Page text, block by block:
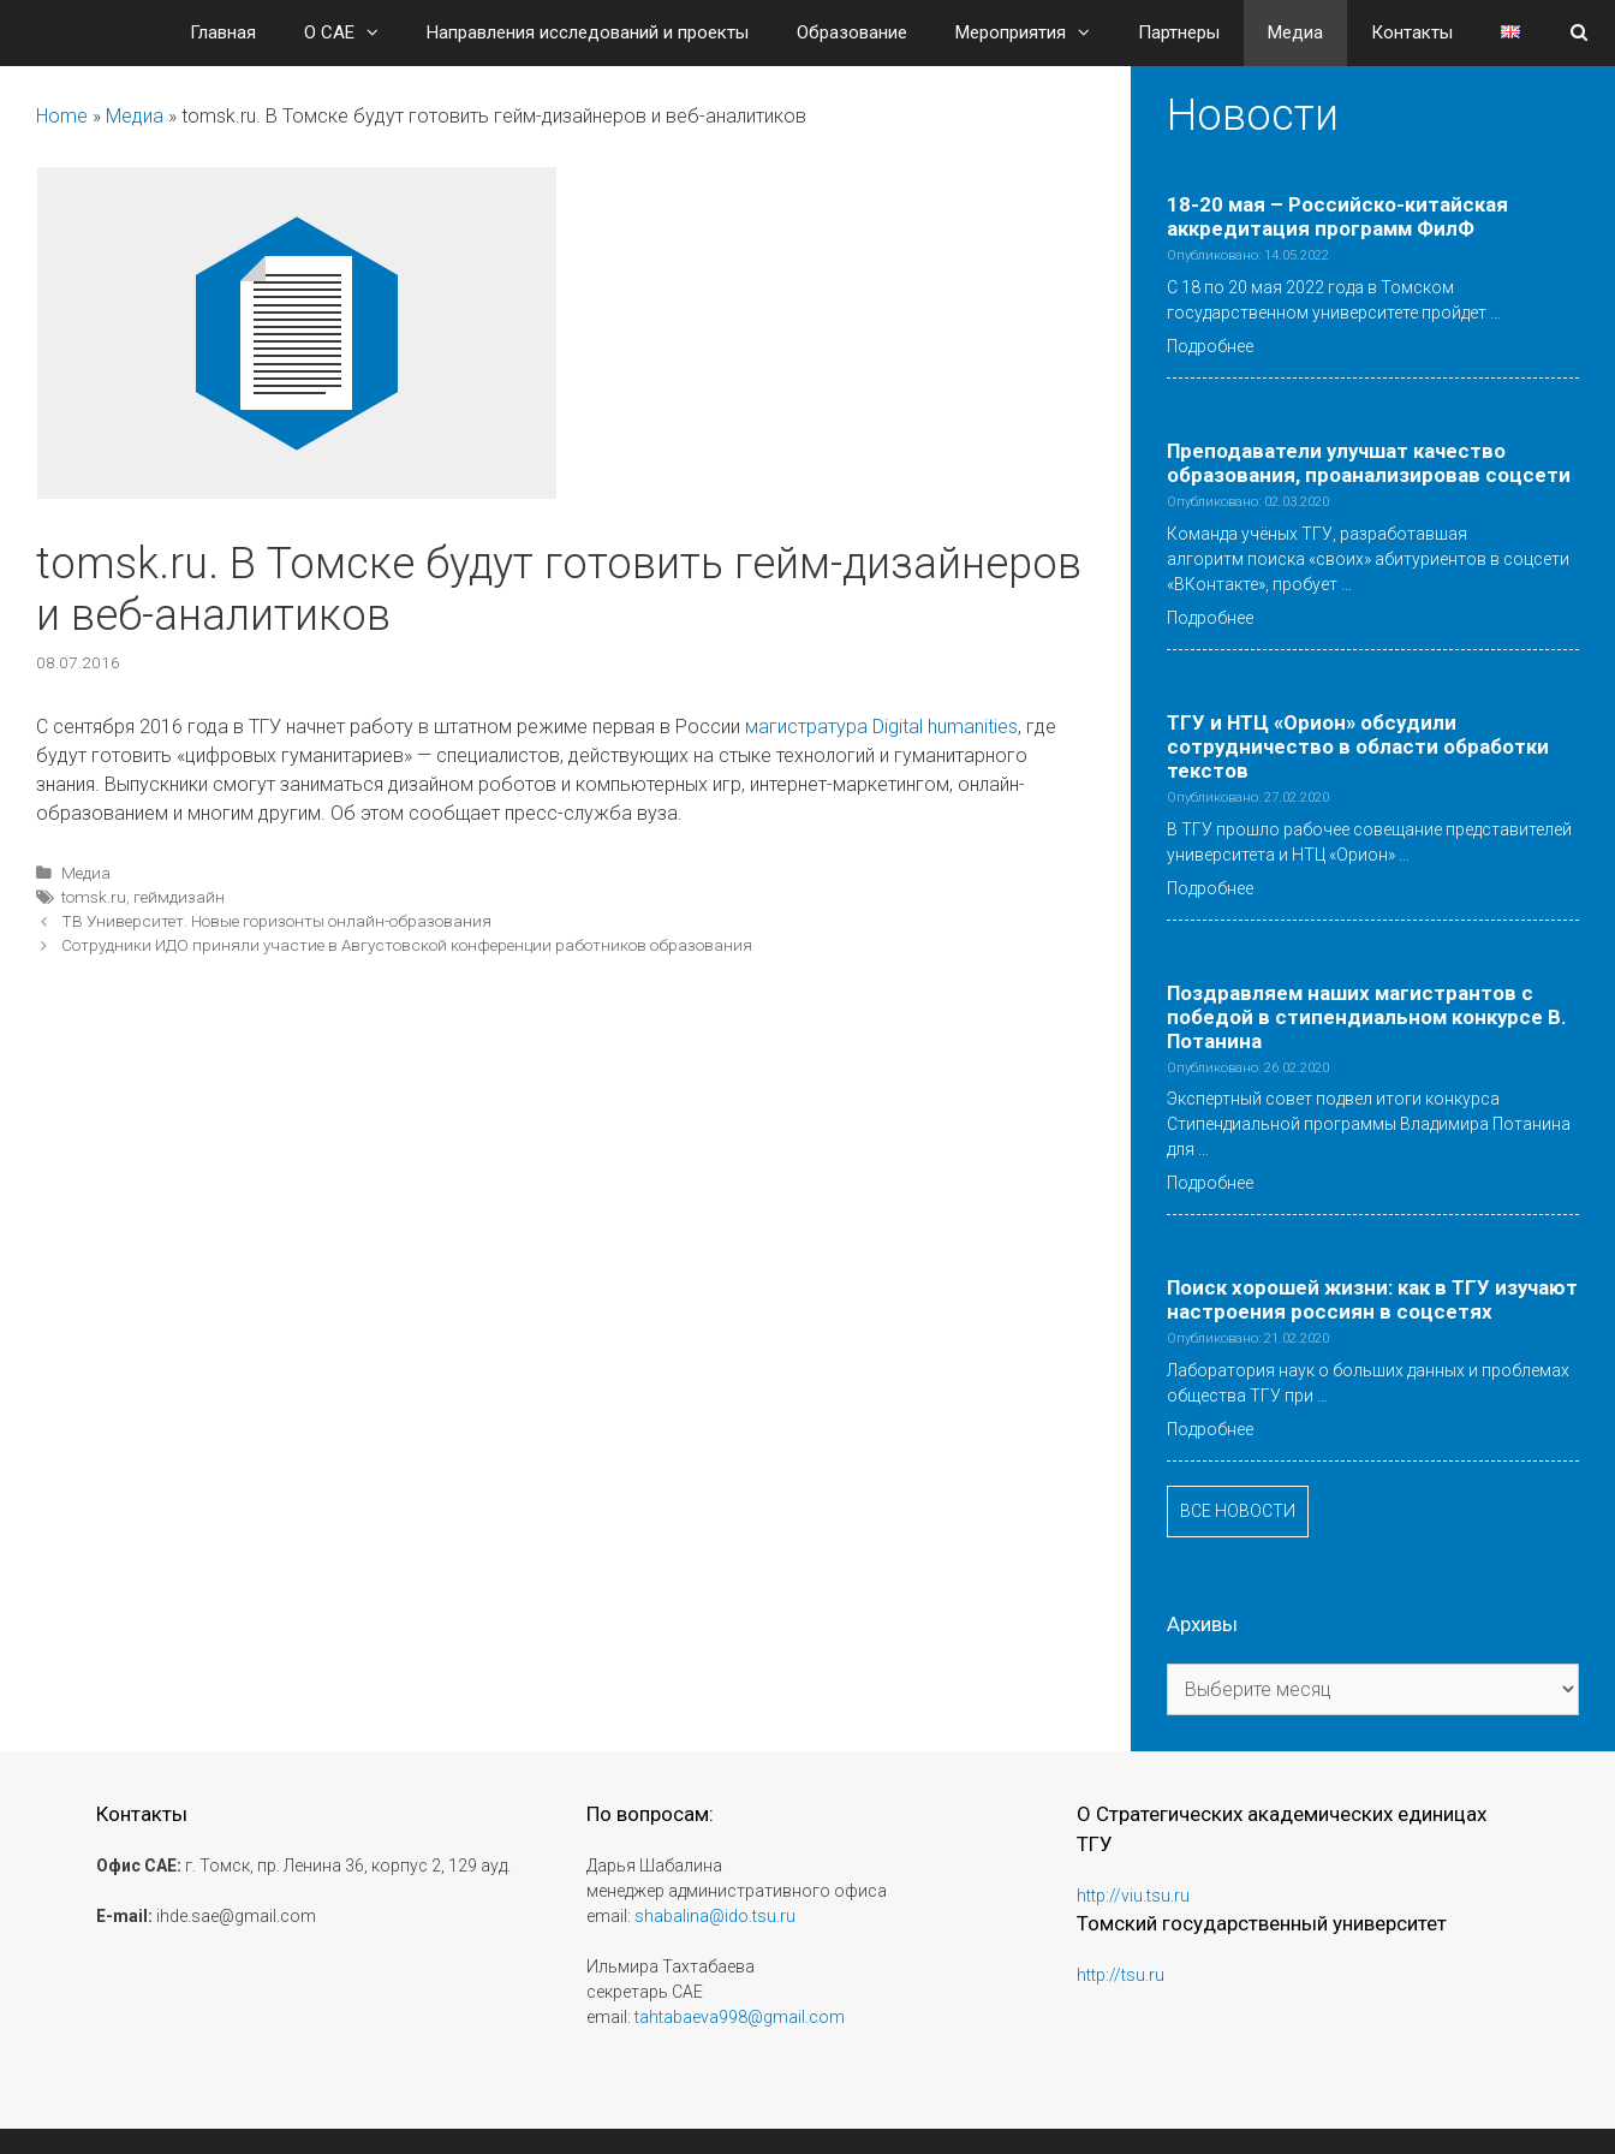
содержимому
Главная О САЕ Направления исследований и проекты Образование Мероприятия Партнеры Медиа Контакты
Home » Медиа » tomsk.ru. В Томске будут готовить гейм-дизайнеров и веб-аналитиков
tomsk.ru. В Томске будут готовить гейм-дизайнеров
и веб-аналитиков
08.07.2016
С сентября 2016 года в ТГУ начнет работу в штатном режиме первая в России магистратура Digital humanities, где
будут готовить «цифровых гуманитариев» — специалистов, действующих на стыке технологий и гуманитарного
знания. Выпускники смогут заниматься дизайном роботов и компьютерных игр, интернет-маркетингом, онлайн-
образованием и многим другим. Об этом сообщает пресс-служба вуза.
Рубрики
Медиа
Метки
tomsk.ru геймдизайн
Навигация
записи
ТВ Университет. Новые горизонты онлайн-образования
Сотрудники ИДО приняли участие в Августовской конференции работников образования
Новости
18-20 мая – Российско-китайская
аккредитация программ ФилФ
Опубликовано: 14.05.2022
С 18 по 20 мая 2022 года в Томском
государственном университете пройдет …
Подробнее
Преподаватели улучшат качество
образования, проанализировав соцсети
Опубликовано: 02.03.2020
Команда учёных ТГУ, разработавшая
алгоритм поиска «своих» абитуриентов в соцсети
«ВКонтакте», пробует …
Подробнее
ТГУ и НТЦ «Орион» обсудили
сотрудничество в области обработки
текстов
Опубликовано: 27.02.2020
В ТГУ прошло рабочее совещание представителей
университета и НТЦ «Орион» …
Подробнее
Поздравляем наших магистрантов с
победой в стипендиальном конкурсе В.
Потанина
Опубликовано: 26.02.2020
Экспертный совет подвел итоги конкурса
Стипендиальной программы Владимира Потанина
для …
Подробнее
Поиск хорошей жизни: как в ТГУ изучают
настроения россиян в соцсетях
Опубликовано: 21.02.2020
Лаборатория наук о больших данных и проблемах
общества ТГУ при …
Подробнее
ВСЕ НОВОСТИ
Архивы
Контакты
Офис САЕ: г. Томск, пр. Ленина 36, корпус 2, 129 ауд.
E-mail: ihde.sae@gmail.com
По вопросам:
Дарья Шабалина
менеджер административного офиса
email: shabalina@ido.tsu.ru
Ильмира Тахтабаева
секретарь САЕ
email:tahtabaeva998@gmail.com
О Стратегических академических единицах
ТГУ
http://viu.tsu.ru
Томский государственный университет
http://tsu.ru